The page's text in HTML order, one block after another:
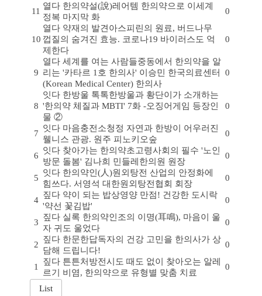
11
열다 한의약설(說)레어템 한의약으로 이세계
정복 마지막 화
0
10
열다 약재의 발견 아스피린의 원료, 버드나무
껍질의 숨겨진 효능. 코로나19 바이러스도 억
제한다
0
9
열다 세계를 여는 사람들중동에서 한의약을 알
리는 '카타르 1호 한의사' 이승민 한국의료센터
(Korean Medical Center) 한의사
0
8
잇다 한방울 톡톡한방울과 황단이가 소개하는
'한의약 체질과 MBTI' 7화 -오징어게임 등장인
물 ②
0
7
잇다 마음충전소청정 자연과 한방이 어우러진
웰니스 관광. 원주 피노키오숲
0
6
잇다 찾아가는 한의약초고령사회의 필수 '노인
방문 돌봄' 김나희 민들레한의원 원장
0
5
잇다 한의약인(人)원외탕전 산업의 안정화에
힘쓰다. 서영석 대한원외탕전협회 회장
0
4
짚다 약이 되는 밥상영양 만점! 건강한 도시락
'약선 꽃김밥'
0
3
짚다 실록 한의약인조의 이명(耳鳴), 마음이 울
자 귀도 울었다
0
2
짚다 한문한답독자의 건강 고민을 한의사가 상
담해 드립니다!
0
1
짚다 튼튼처방전시도 때도 없이 찾아오는 알레
르기 비염, 한의약으로 유형별 맞춤 치료
0